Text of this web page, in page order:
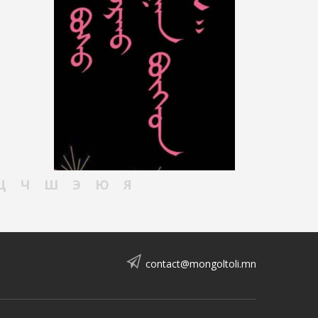
Ч Ш Э Ю Я
contact@mongoltoli.mn